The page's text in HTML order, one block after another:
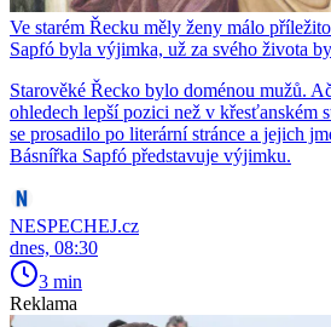
Ve starém Řecku měly ženy málo
Sapfó byla výjimka, už za svého života
Starověké Řecko bylo doménou mužů.
ohledech lepší pozici než v křesťanském
se prosadilo po literární stránce a jejich
Básnířka Sapfó představuje výjimku.
NESPECHEJ.cz
dnes, 08:30
3 min
Reklama